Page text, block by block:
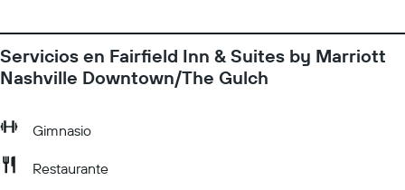
Servicios en Fairfield Inn & Suites by Marriott
Nashville Downtown/The Gulch
Gimnasio
Restaurante